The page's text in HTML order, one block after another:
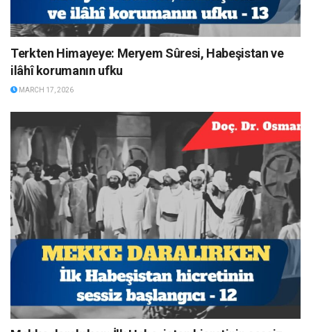
Terkten Himayeye: Meryem Sûresi, Habeşistan ve
ilâhî korumanın ufku
MARCH 17, 2026